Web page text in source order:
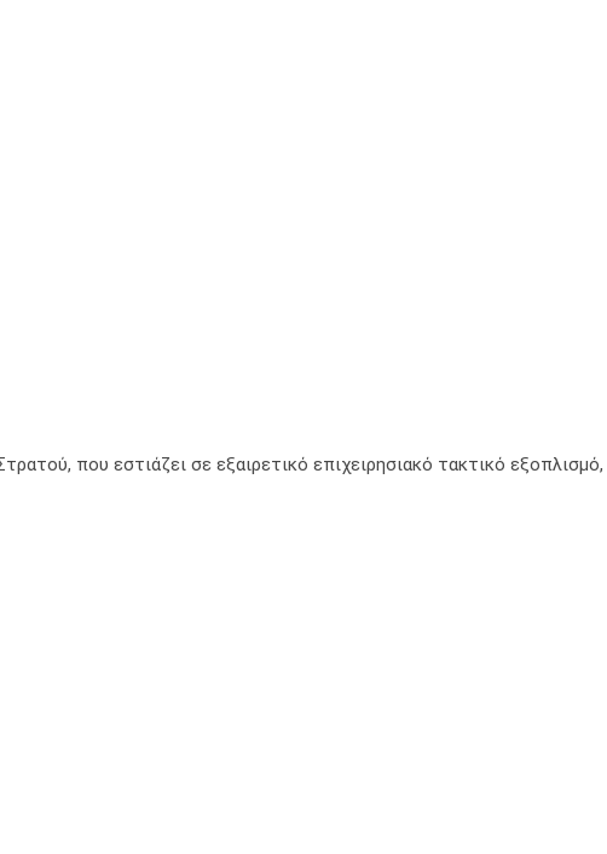
που εστιάζει σε εξαιρετικό επιχειρησιακό τακτικό εξοπλισμό,